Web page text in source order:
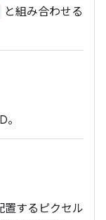
と組み合わせる
置するピクセル